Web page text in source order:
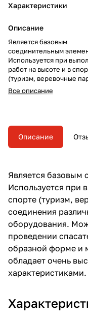
Характеристики
Описание
Является базовым
соединительным
Используется при
работ на высоте и в
(туризм, веревочные
соединения различных
элементов
проведении
работ. Благодаря D-
образной форме и
Все описание
Описание
Является базовым
Используется при
спорте (туризм,
соединения
оборудования.
проведении
образной форме и
обладает очень
характеристиками.